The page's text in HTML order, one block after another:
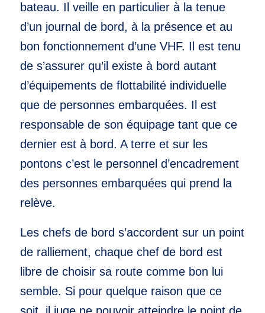
bateau. Il veille en particulier à la tenue
d’un journal de bord, à la présence et au
bon fonctionnement d’une VHF. Il est tenu
de s’assurer qu’il existe à bord autant
d’équipements de flottabilité individuelle
que de personnes embarquées. Il est
responsable de son équipage tant que ce
dernier est à bord. A terre et sur les
pontons c’est le personnel d’encadrement
des personnes embarquées qui prend la
relève.
Les chefs de bord s’accordent sur un point
de ralliement, chaque chef de bord est
libre de choisir sa route comme bon lui
semble. Si pour quelque raison que ce